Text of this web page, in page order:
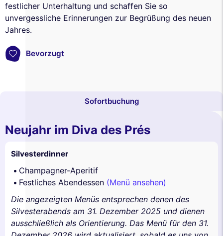
festlicher Unterhaltung und schaffen Sie so
unvergessliche Erinnerungen zur Begrüßung des neuen
Jahres.
Bevorzugt
Sofortbuchung
Neujahr im Diva des Prés
Silvesterdinner
Champagner-Aperitif
Festliches Abendessen (Menü ansehen)
Die angezeigten Menüs entsprechen denen des
Silvesterabends am 31. Dezember 2025 und dienen
ausschließlich als Orientierung. Das Menü für den 31.